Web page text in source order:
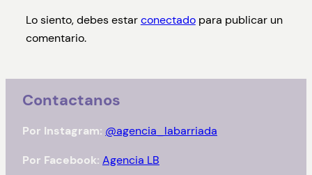
Lo siento, debes estarconectadopara publicar un
comentario.
Contactanos
Por Instagram: @agencia_labarriada
Por Facebook: Agencia LB